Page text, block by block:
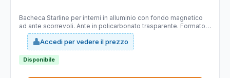
Bacheca Starline per interni in alluminio con fondo magnetico
ad ante scorrevoli. Ante in policarbonato trasparente. Formato:
6xA4 ORIZZONTALE Formato esterno: 700x650x45mm.
Accedi per vedere il prezzo
Disponibile